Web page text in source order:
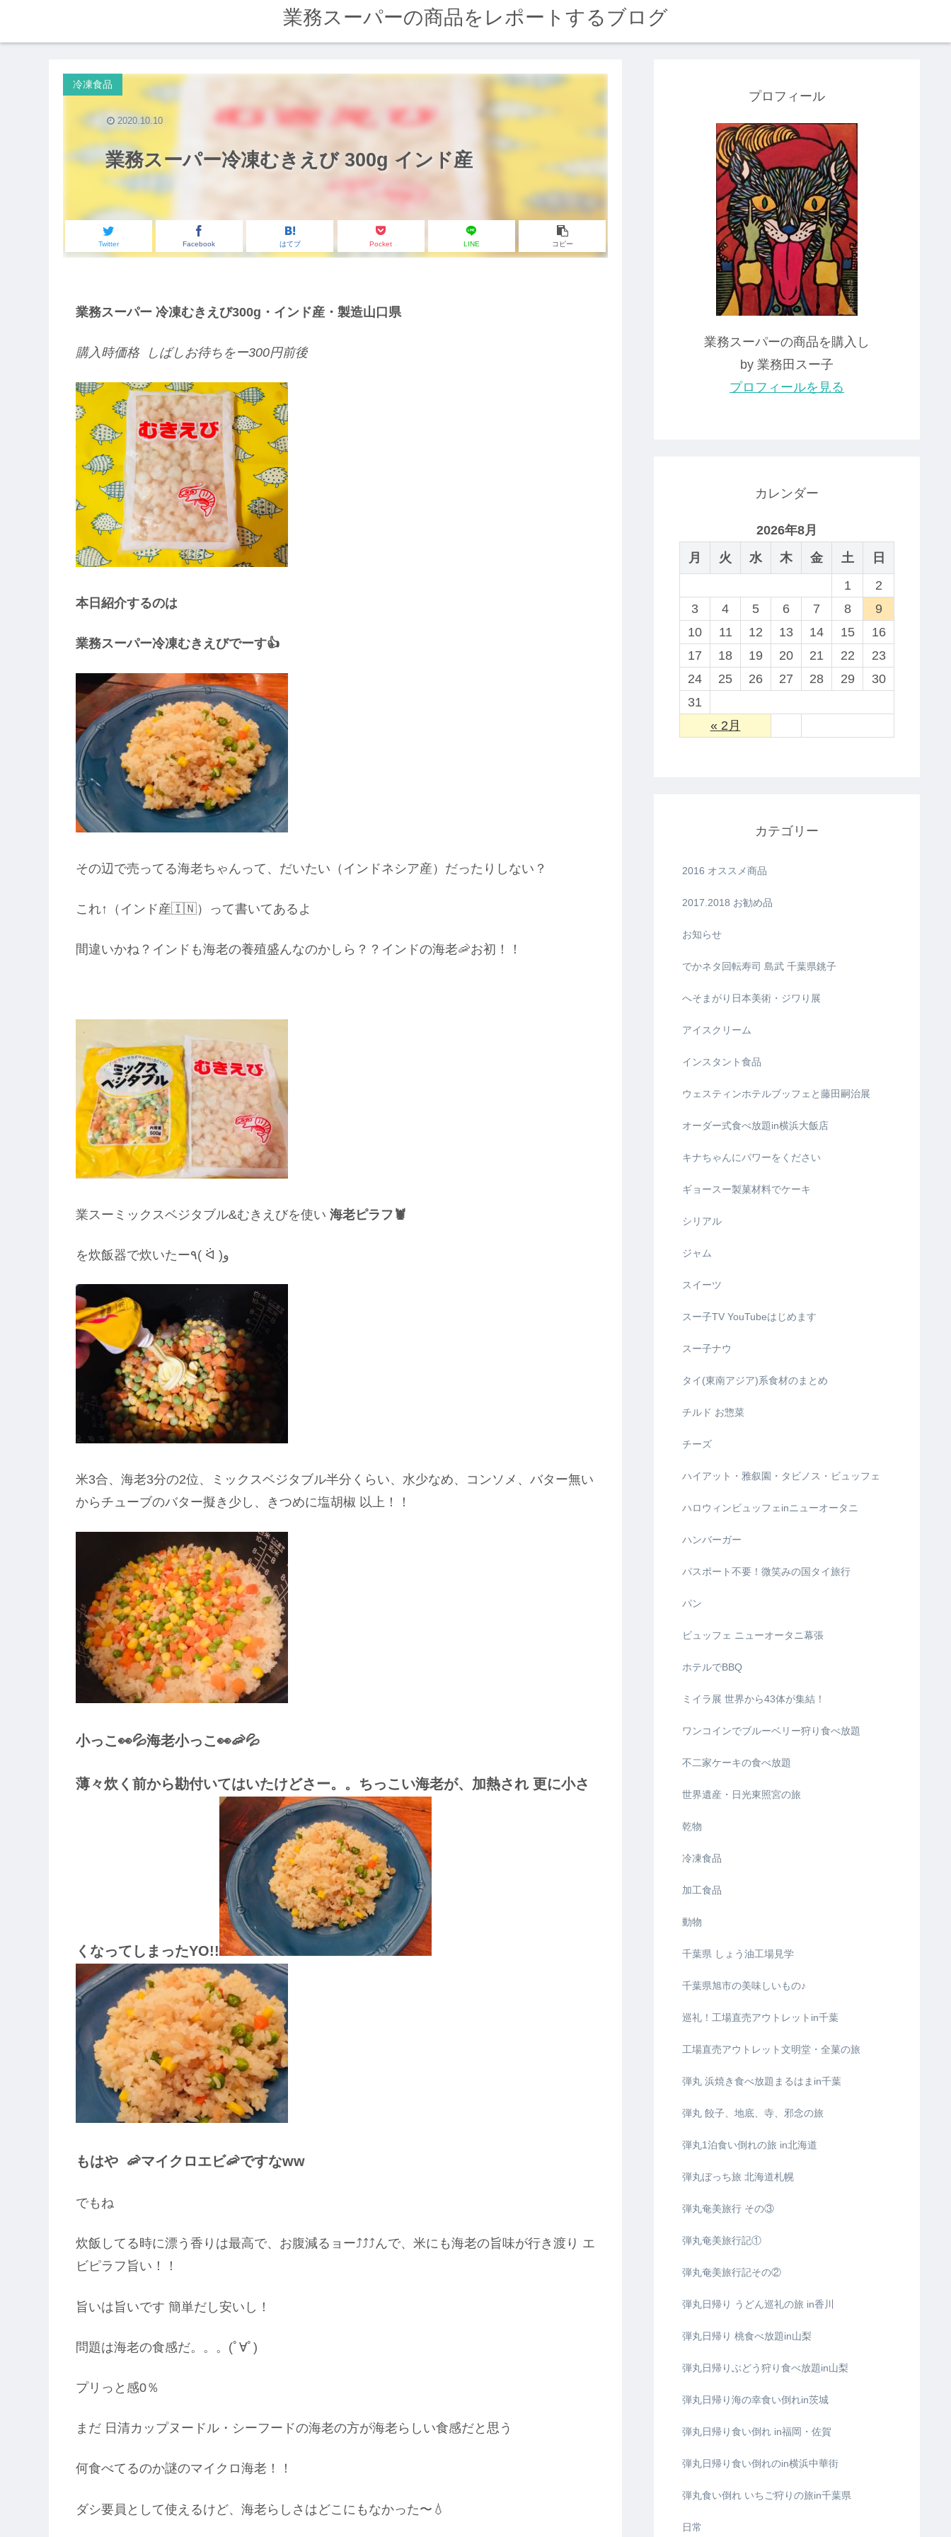
業務スーパーの商品をレポートするブログ
業務スーパー冷凍むきえび 300g インド産
冷凍食品
Twitter Facebook はてブ Pocket LINE コピー
2020.10.10
業務スーパー 冷凍むきえび300g・インド産・製造山口県
購入時価格 しばしお待ちをー300円前後
本日紹介するのは
業務スーパー冷凍むきえびでーす👍
その辺で売ってる海老ちゃんって、だいたい（インドネシア産）だったりしない？
これ↑（インド産🇮🇳）って書いてあるよ
間違いかね？インドも海老の養殖盛んなのかしら？？インドの海老🦐お初！！
業スーミックスベジタブル&むきえびを使い 海老ピラフ🦞
を炊飯器で炊いたー٩( ᐛ )و
米3合、海老3分の2位、ミックスベジタブル半分くらい、水少なめ、コンソメ、バター無い
からチューブのバター擬き少し、きつめに塩胡椒 以上！！
小っこ👀💦海老小っこ👀🦐💦
薄々炊く前から勘付いてはいたけどさー。。ちっこい海老が、加熱され 更に小さ
くなってしまったYO!!
もはや 🦐マイクロエビ🦐ですなww
でもね
炊飯してる時に漂う香りは最高で、お腹減るョー⤴︎⤴︎⤴︎んで、米にも海老の旨味が行き渡り エ
ビピラフ旨い！！
旨いは旨いです 簡単だし安いし！
問題は海老の食感だ。。。(ﾟ∀ﾟ)
プリっと感0％
まだ 日清カップヌードル・シーフードの海老の方が海老らしい食感だと思う
何食べてるのか謎のマイクロ海老！！
ダシ要員として使えるけど、海老らしさはどこにもなかった〜💧
プロフィール
業務スーパーの商品を購入し
by 業務田スー子
プロフィールを見る
カレンダー
2026年8月
月
火 水 木 金 土 日
« 2月
1
2
3
4 5 6 7 8
9
10
11 12 13 14 15
16
17
18 19 20 21 22
23
24
25 26 27 28 29
30
31
カテゴリー
2016 オススメ商品
2017.2018 お勧め品
お知らせ
でかネタ回転寿司 島武 千葉県銚子
へそまがり日本美術・ジワり展
アイスクリーム
インスタント食品
ウェスティンホテルブッフェと藤田嗣治展
オーダー式食べ放題in横浜大飯店
キナちゃんにパワーをください
ギョースー製菓材料でケーキ
シリアル
ジャム
スイーツ
スー子TV YouTubeはじめます
スー子ナウ
タイ(東南アジア)系食材のまとめ
チルド お惣菜
チーズ
ハイアット・雅叙園・タビノス・ビュッフェ
ハロウィンビュッフェinニューオータニ
ハンバーガー
パスポート不要！微笑みの国タイ旅行
パン
ビュッフェ ニューオータニ幕張
ホテルでBBQ
ミイラ展 世界から43体が集結！
ワンコインでブルーベリー狩り食べ放題
不二家ケーキの食べ放題
世界遺産・日光東照宮の旅
乾物
冷凍食品
加工食品
動物
千葉県 しょう油工場見学
千葉県旭市の美味しいもの♪
巡礼！工場直売アウトレットin千葉
工場直売アウトレット文明堂・全菓の旅
弾丸 浜焼き食べ放題まるはまin千葉
弾丸 餃子、地底、寺、邪念の旅
弾丸1泊食い倒れの旅 in北海道
弾丸ぼっち旅 北海道札幌
弾丸奄美旅行 その③
弾丸奄美旅行記①
弾丸奄美旅行記その②
弾丸日帰り うどん巡礼の旅 in香川
弾丸日帰り 桃食べ放題in山梨
弾丸日帰りぶどう狩り食べ放題in山梨
弾丸日帰り海の幸食い倒れin茨城
弾丸日帰り食い倒れ in福岡・佐賀
弾丸日帰り食い倒れのin横浜中華街
弾丸食い倒れ いちご狩りの旅in千葉県
日常